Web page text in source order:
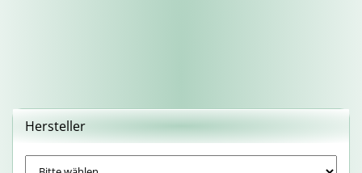
Hersteller